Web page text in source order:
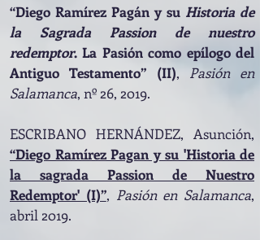
“Diego Ramírez Pagán y su Historia de
la Sagrada Passion de nuestro
redemptor. La Pasión como epílogo del
Antiguo Testamento” (II),
Pasión en
Salamanca, nº 26, 2019.
ESCRIBANO HERNÁNDEZ, Asunción,
“Diego Ramírez Pagan y su 'Historia de
la sagrada Passion de Nuestro
Redemptor' (I)”, Pasión en Salamanca,
abril 2019.